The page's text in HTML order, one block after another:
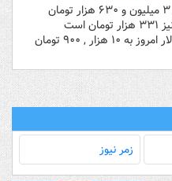
قیمت سکه امروز ۳ میلیون و ۶۳۰ هزار تومان
است. قیمت طلا نیز ۳۳۱ هزار تومان است
همچنین قیمت دلار امروز به ۱۰ هزار , ۹۰۰ تومان
زمر نیوز